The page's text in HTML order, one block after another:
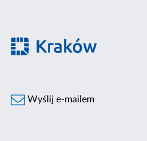
Wyślij e-mailem